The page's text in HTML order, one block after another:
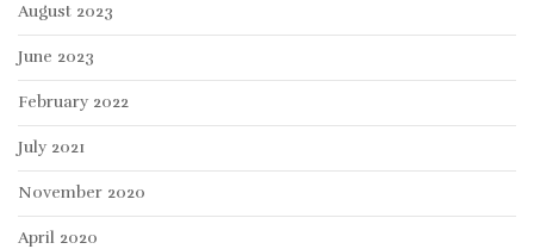
August 2023
June 2023
February 2022
July 2021
November 2020
April 2020